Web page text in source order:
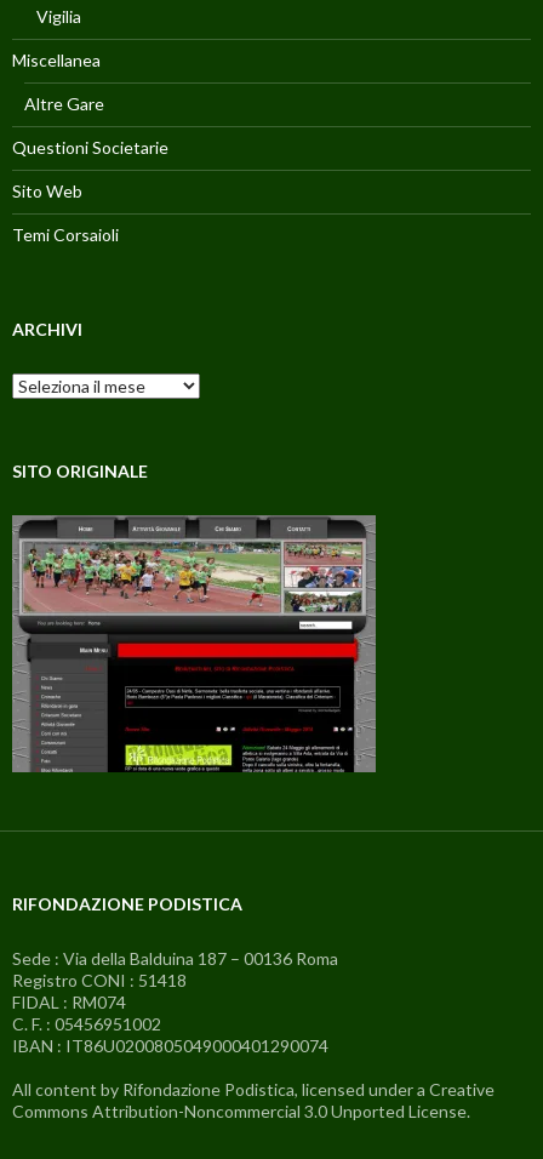
Vigilia
Miscellanea
Altre Gare
Questioni Societarie
Sito Web
Temi Corsaioli
ARCHIVI
Archivi
SITO ORIGINALE
RIFONDAZIONE PODISTICA
Sede : Via della Balduina 187 – 00136 Roma
Registro CONI : 51418
FIDAL : RM074
C. F. : 05456951002
IBAN : IT86U0200805049000401290074
All content by Rifondazione Podistica, licensed under a Creative
Commons Attribution-Noncommercial 3.0 Unported License.